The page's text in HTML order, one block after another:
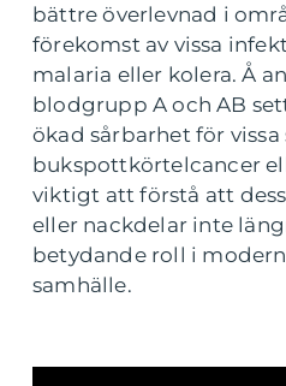
bättre överlevnad i
förekomst av vissa
malaria eller kolera. Å
blodgrupp A och AB
ökad sårbarhet för
bukspottkörtelcancer
viktigt att förstå att
eller nackdelar inte
betydande roll i
samhälle.